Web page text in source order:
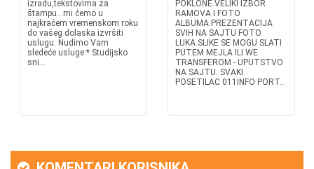
izradu,tekstovima za
štampu...mi ćemo u
najkraćem vremenskom roku
do vašeg dolaska izvršiti
uslugu. Nudimo Vam
sledeće usluge:* Studijsko
sni...
POKLONE.VELIKI IZBOR
RAMOVA I FOTO
ALBUMA.PREZENTACIJA
SVIH NA SAJTU FOTO
LUKA.SLIKE SE MOGU SLATI
PUTEM MEJLA ILI WE
TRANSFEROM - UPUTSTVO
NA SAJTU. SVAKI
POSETILAC 011INFO PORT...